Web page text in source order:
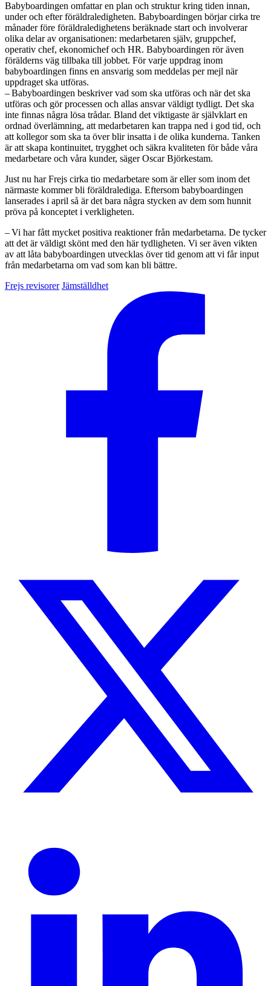
Babyboardingen omfattar en plan och struktur kring tiden innan,
under och efter föräldraledigheten. Babyboardingen börjar cirka tre
månader före föräldraledighetens beräknade start och involverar
olika delar av organisationen: medarbetaren själv, gruppchef,
operativ chef, ekonomichef och HR. Babyboardingen rör även
förälderns väg tillbaka till jobbet. För varje uppdrag inom
babyboardingen finns en ansvarig som meddelas per mejl när
uppdraget ska utföras.
– Babyboardingen beskriver vad som ska utföras och när det ska
utföras och gör processen och allas ansvar väldigt tydligt. Det ska
inte finnas några lösa trådar. Bland det viktigaste är självklart en
ordnad överlämning, att medarbetaren kan trappa ned i god tid, och
att kollegor som ska ta över blir insatta i de olika kunderna. Tanken
är att skapa kontinuitet, trygghet och säkra kvaliteten för både våra
medarbetare och våra kunder, säger Oscar Björkestam.
Just nu har Frejs cirka tio medarbetare som är eller som inom det
närmaste kommer bli föräldralediga. Eftersom babyboardingen
lanserades i april så är det bara några stycken av dem som hunnit
pröva på konceptet i verkligheten.
– Vi har fått mycket positiva reaktioner från medarbetarna. De tycker
att det är väldigt skönt med den här tydligheten. Vi ser även vikten
av att låta babyboardingen utvecklas över tid genom att vi får input
från medarbetarna om vad som kan bli bättre.
Frejs revisorer Jämställdhet